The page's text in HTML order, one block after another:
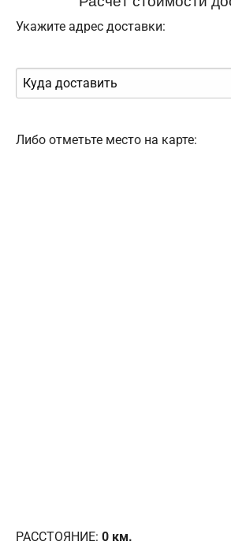
Укажите адрес доставки:
Либо отметьте место на карте:
РАССТОЯНИЕ: 0 км.